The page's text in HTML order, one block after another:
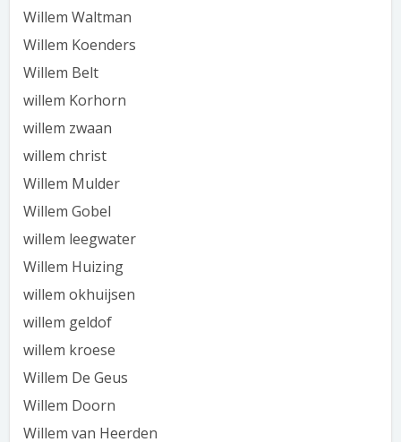
Willem Waltman
Willem Koenders
Willem Belt
willem Korhorn
willem zwaan
willem christ
Willem Mulder
Willem Gobel
willem leegwater
Willem Huizing
willem okhuijsen
willem geldof
willem kroese
Willem De Geus
Willem Doorn
Willem van Heerden